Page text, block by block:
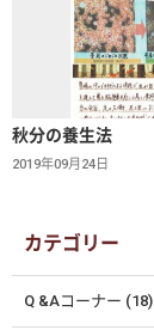
秋分の養生法
2019年09月24日
カテゴリー
Q &Aコーナー (18)